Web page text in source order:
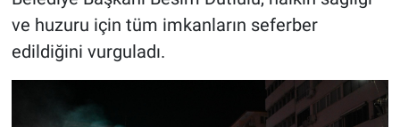
ve huzuru için tüm imkanların seferber
edildiğini vurguladı.